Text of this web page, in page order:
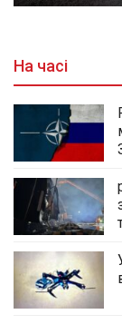
На часі